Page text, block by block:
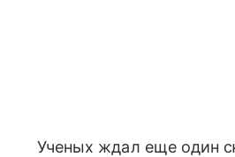
Ученых ждал еще один